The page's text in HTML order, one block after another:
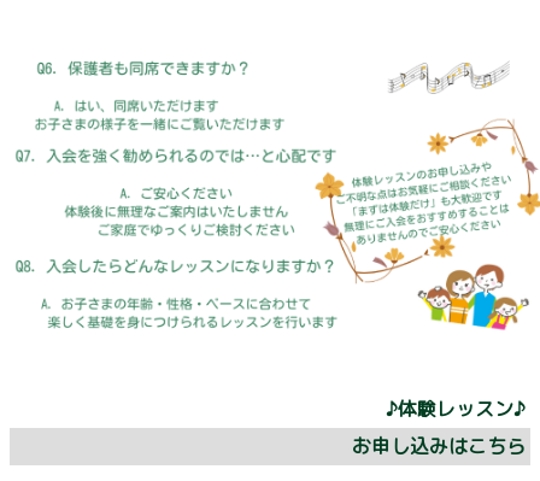
♪体験レッスン♪
お申し込みはこちら